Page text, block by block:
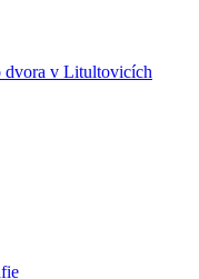
dvora v Litultovicích